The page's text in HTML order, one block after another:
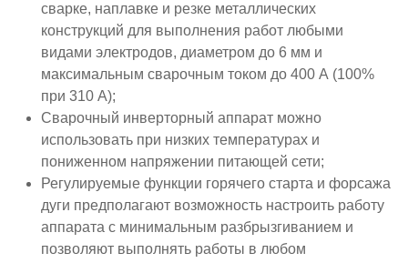
сварке, наплавке и резке металлических
конструкций для выполнения работ любыми
видами электродов, диаметром до 6 мм и
максимальным сварочным током до 400 А (100%
при 310 А);
Сварочный инверторный аппарат можно
использовать при низких температурах и
пониженном напряжении питающей сети;
Регулируемые функции горячего старта и форсажа
дуги предполагают возможность настроить работу
аппарата с минимальным разбрызгиванием и
позволяют выполнять работы в любом